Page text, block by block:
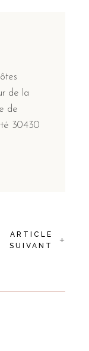
de la
de
30430
ARTICLE
SUIVANT
+